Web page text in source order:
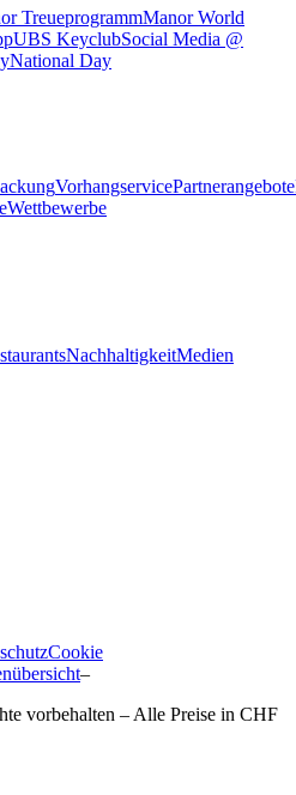
TreueprogrammManor World
UBS KeyclubSocial Media @
National Day
VorhangservicePartnerangebote
Wettbewerbe
NachhaltigkeitMedien
Cookie
–
vorbehalten – Alle Preise in CHF